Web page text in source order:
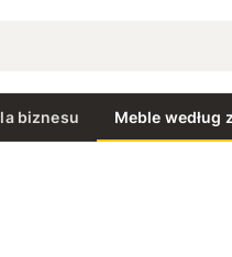
biznesu Meble według